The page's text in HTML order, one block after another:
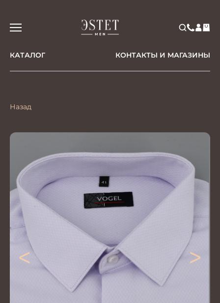
КАТАЛОГ КОНТАКТЫ И МАГАЗИНЫ
Назад
< >